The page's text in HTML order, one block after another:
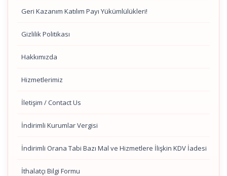
Geri Kazanım Katılım Payı Yükümlülükleri!
Gizlilik Politikası
Hakkımızda
Hizmetlerimiz
İletişim / Contact Us
İndirimli Kurumlar Vergisi
İndirimli Orana Tabi Bazı Mal ve Hizmetlere İlişkin KDV İadesi
İthalatçı Bilgi Formu